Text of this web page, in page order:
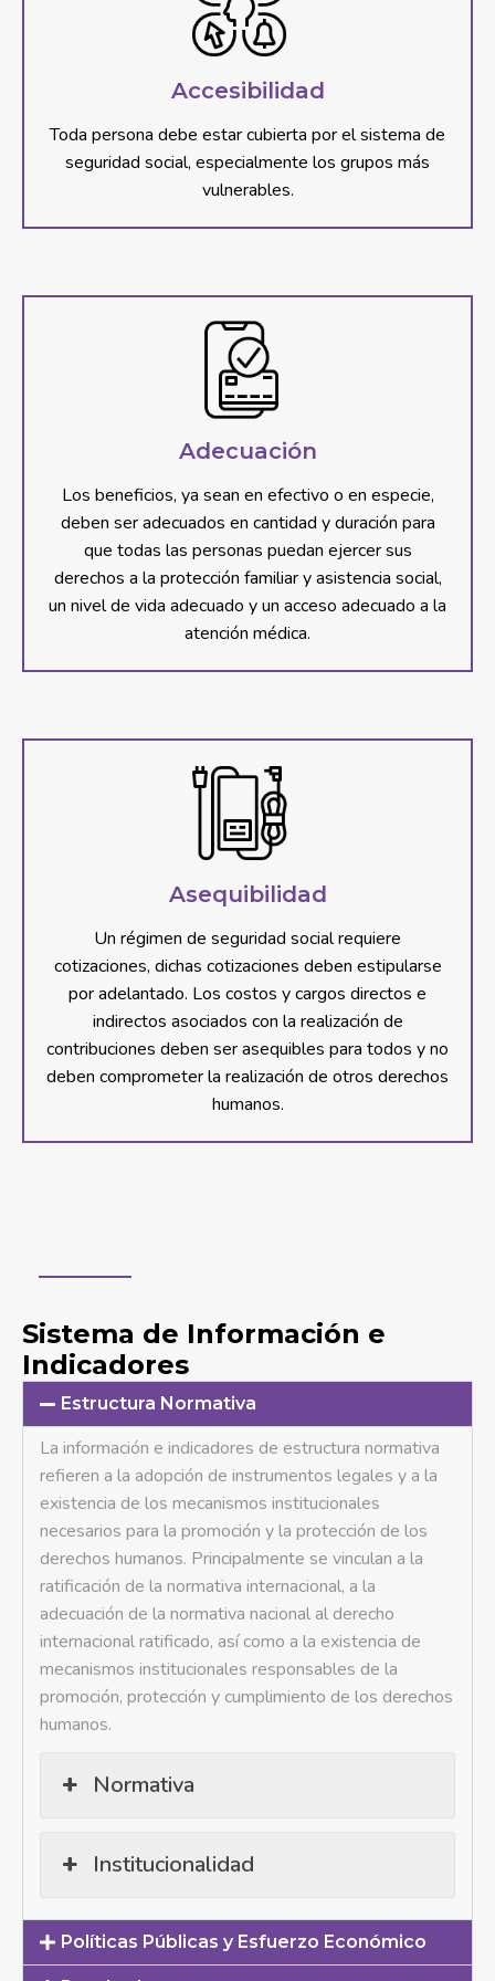
Accesibilidad
Toda persona debe estar cubierta por el sistema de
seguridad social, especialmente los grupos más
vulnerables.
Adecuación
Los beneficios, ya sean en efectivo o en especie,
deben ser adecuados en cantidad y duración para
que todas las personas puedan ejercer sus
derechos a la protección familiar y asistencia social,
un nivel de vida adecuado y un acceso adecuado a la
atención médica.
Asequibilidad
Un régimen de seguridad social requiere
cotizaciones, dichas cotizaciones deben estipularse
por adelantado. Los costos y cargos directos e
indirectos asociados con la realización de
contribuciones deben ser asequibles para todos y no
deben comprometer la realización de otros derechos
humanos.
Sistema de Información e
Indicadores
Estructura Normativa
La información e indicadores de estructura normativa
refieren a la adopción de instrumentos legales y a la
existencia de los mecanismos institucionales
necesarios para la promoción y la protección de los
derechos humanos. Principalmente se vinculan a la
ratificación de la normativa internacional, a la
adecuación de la normativa nacional al derecho
internacional ratificado, así como a la existencia de
mecanismos institucionales responsables de la
promoción, protección y cumplimiento de los derechos
humanos.
Normativa
Institucionalidad
Políticas Públicas y Esfuerzo Económico